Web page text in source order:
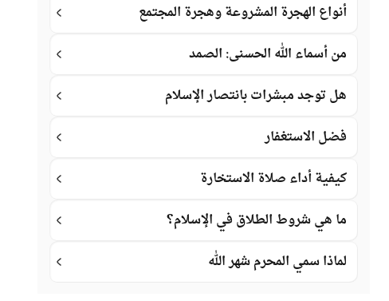
أنواع الهجرة المشروعة وهجرة المجتمع
من أسماء الله الحسنى: الصمد
هل توجد مبشرات بانتصار الإسلام
فضل الاستغفار
كيفية أداء صلاة الاستخارة
ما هي شروط الطلاق في الإسلام؟
لماذا سمي المحرم شهر الله